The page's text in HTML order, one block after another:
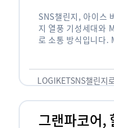
SNS챌린지, 아이스
지 열풍 기성세대와
로 소통 방식입니다.
도 능숙한 …
LOGIKETSNS챌린지
그랜파코어,